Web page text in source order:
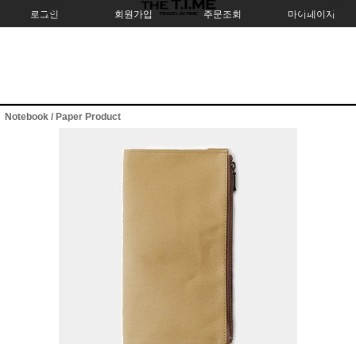
로그인 회원가입 주문조회 마이페이지
Notebook / Paper Product